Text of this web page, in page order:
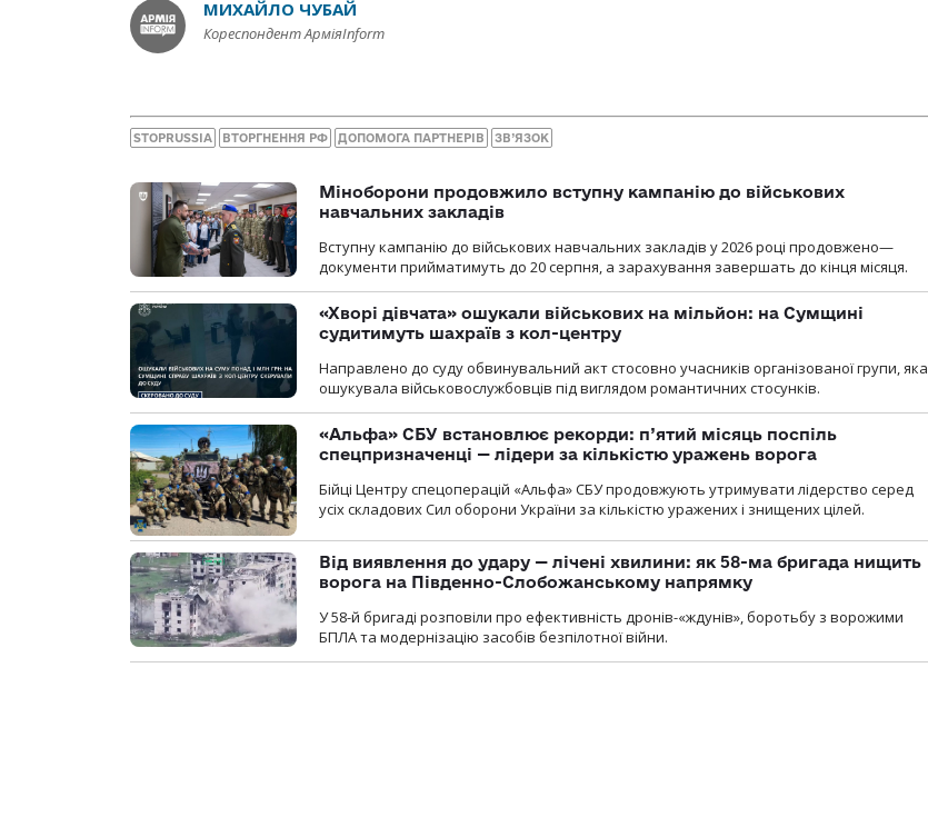
МИХАЙЛО ЧУБАЙ
Кореспондент АрміяInform
STOPRUSSIA ВТОРГНЕННЯ РФ ДОПОМОГА ПАРТНЕРІВ ЗВ’ЯЗОК
Міноборони продовжило вступну кампанію до військових
навчальних закладів
Вступну кампанію до військових навчальних закладів у 2026 році продовжено—
документи прийматимуть до 20 серпня, а зарахування завершать до кінця місяця.
«Хворі дівчата» ошукали військових на мільйон: на Сумщині
судитимуть шахраїв з кол-центру
Направлено до суду обвинувальний акт стосовно учасників організованої групи, яка
ошукувала військовослужбовців під виглядом романтичних стосунків.
«Альфа» СБУ встановлює рекорди: п’ятий місяць поспіль
спецпризначенці — лідери за кількістю уражень ворога
Бійці Центру спецоперацій «Альфа» СБУ продовжують утримувати лідерство серед
усіх складових Сил оборони України за кількістю уражених і знищених цілей.
Від виявлення до удару — лічені хвилини: як 58-ма бригада нищить
ворога на Південно-Слобожанському напрямку
У 58-й бригаді розповіли про ефективність дронів-«ждунів», боротьбу з ворожими
БПЛА та модернізацію засобів безпілотної війни.